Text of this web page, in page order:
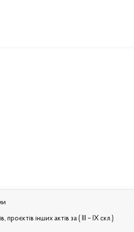
проєктів інших актів за ( III – IX скл.)